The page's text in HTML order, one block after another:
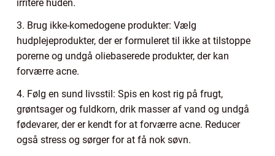
irritere huden.
3. Brug ikke-komedogene produkter: Vælg
hudplejeprodukter, der er formuleret til ikke at tilstoppe
porerne og undgå oliebaserede produkter, der kan
forværre acne.
4. Følg en sund livsstil: Spis en kost rig på frugt,
grøntsager og fuldkorn, drik masser af vand og undgå
fødevarer, der er kendt for at forværre acne. Reducer
også stress og sørger for at få nok søvn.